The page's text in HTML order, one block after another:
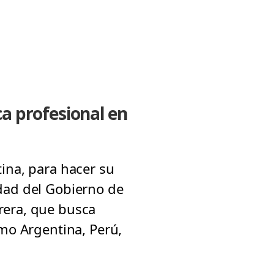
profesional en
para hacer su
del Gobierno de
que busca
Argentina, Perú,